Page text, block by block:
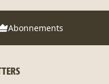
Abonnements